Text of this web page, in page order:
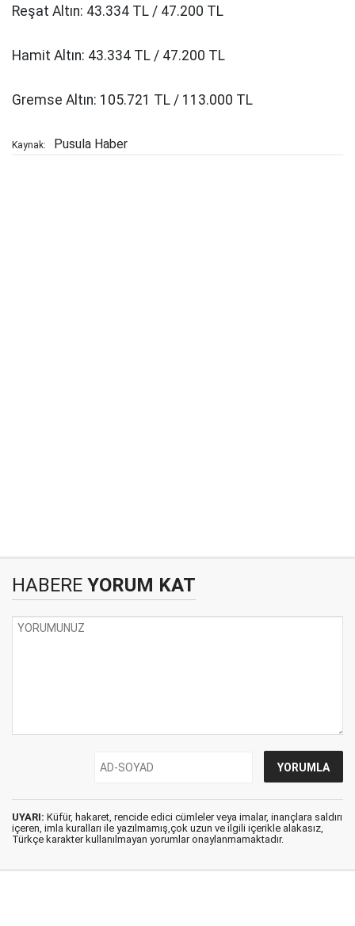
Reşat Altın: 43.334 TL / 47.200 TL
Hamit Altın: 43.334 TL / 47.200 TL
Gremse Altın: 105.721 TL / 113.000 TL
Kaynak: Pusula Haber
HABERE YORUM KAT
UYARI: Küfür, hakaret, rencide edici cümleler veya imalar, inançlara saldırı
içeren, imla kuralları ile yazılmamış,çok uzun ve ilgili içerikle alakasız,
Türkçe karakter kullanılmayan yorumlar onaylanmamaktadır.